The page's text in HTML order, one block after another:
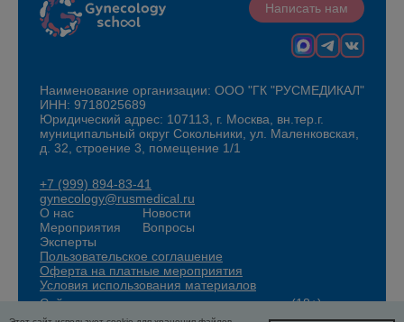
Написать нам
Наименование организации: ООО "ГК "РУСМЕДИКАЛ"
ИНН: 9718025689
Юридический адрес: 107113, г. Москва, вн.тер.г.
муниципальный округ Сокольники, ул. Маленковская,
д. 32, строение 3, помещение 1/1
+7 (999) 894-83-41
gynecology@rusmedical.ru
О нас
Мероприятия
Эксперты
Новости
Вопросы
Пользовательское соглашение
Оферта на платные мероприятия
Условия использования материалов
Сайт для специалистов здравоохранения (18+)